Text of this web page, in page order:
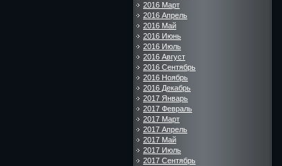
2016 Март
2016 Апрель
2016 Май
2016 Июнь
2016 Июль
2016 Август
2016 Сентябрь
2016 Ноябрь
2016 Декабрь
2017 Январь
2017 Февраль
2017 Март
2017 Апрель
2017 Май
2017 Июль
2017 Сентябрь